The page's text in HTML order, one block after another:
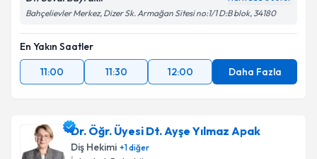
Bahçelievler Merkez, Dizer Sk. Armağan Sitesi no:1/1 D:B blok, 34180
En Yakın Saatler
11:00
11:30 12:00 Daha Fazla
Dr. Öğr. Üyesi Dt. Ayşe Yılmaz Apak
Diş Hekimi +1diğer